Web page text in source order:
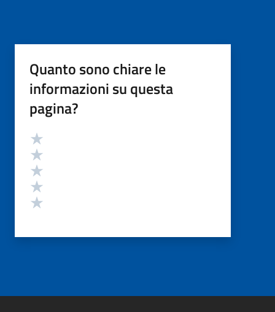
Quanto sono chiare le
informazioni su questa
pagina?
Valutazione